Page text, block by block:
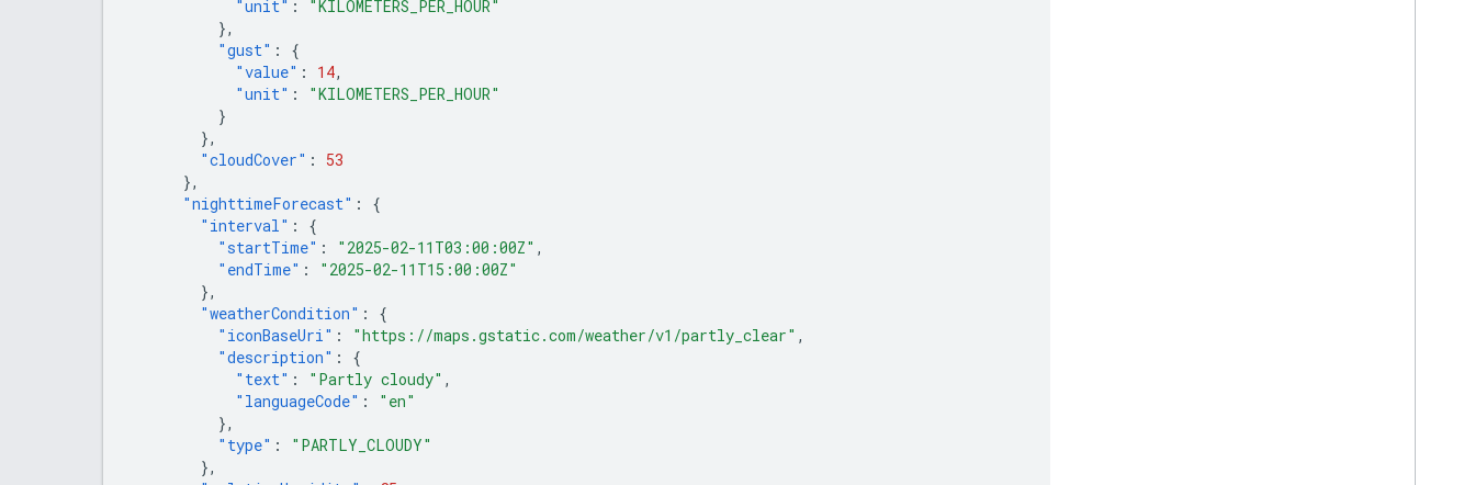
"unit" :
"KILOMETERS_PER_HOUR"
},
"gust" :
{
"value" : 14,
"unit" :
"KILOMETERS_PER_HOUR"
}
},
"cloudCover" :
53
},
"nighttimeForecast" :
{
"interval" :
{
"startTime" : "2025-02-11T03:00:00Z" ,
"endTime" :
"2025-02-11T15:00:00Z"
},
"weatherCondition" :
{
"iconBaseUri" : "https://maps.gstatic.com/weather/v1/partly_clear" ,
"description" :
{
"text" : "Partly cloudy" ,
"languageCode" :
"en"
},
"type" :
"PARTLY_CLOUDY"
},